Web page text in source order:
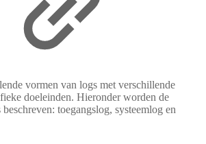
vormen van logs met verschillende
doeleinden. Hieronder worden de
toegangslog, systeemlog en